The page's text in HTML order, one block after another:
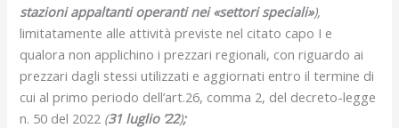
stazioni appaltanti operanti nei «settori speciali»),
limitatamente alle attività previste nel citato capo I e
qualora non applichino i prezzari regionali, con riguardo ai
prezzari dagli stessi utilizzati e aggiornati entro il termine di
cui al primo periodo dell’art.26, comma 2, del decreto-legge
n. 50 del 2022 (31 luglio ’22);